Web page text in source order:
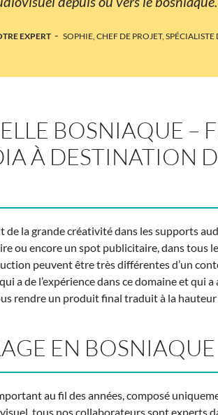
EXPERT - SOPHIE, CHEF DE PROJET,
BOSNIAQUE –
À DESTINATION
de la grande créativité dans les supports
ou encore un spot publicitaire, dans tous
peuvent être très différentes d’un
a de l’expérience dans ce domaine et qui a
rendre un produit final traduit à la hauteur
EN BOSNIAQUE
au fil des années, composé
tous nos collaborateurs sont experts